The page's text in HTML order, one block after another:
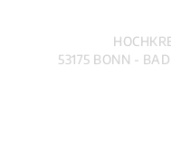
53175 BONN -